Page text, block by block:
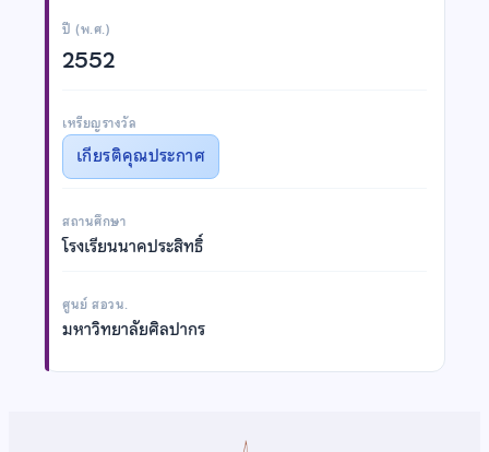
ปี (พ.ศ.)
2552
เหรียญรางวัล
เกียรติคุณประกาศ
สถานศึกษา
โรงเรียนนาคประสิทธิ์
ศูนย์ สอวน.
มหาวิทยาลัยศิลปากร